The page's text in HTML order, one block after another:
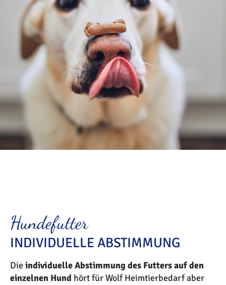
Hundefutter
INDIVIDUELLE ABSTIMMUNG
Die individuelle Abstimmung des Futters auf den
einzelnen Hund hört für Wolf Heimtierbedarf aber